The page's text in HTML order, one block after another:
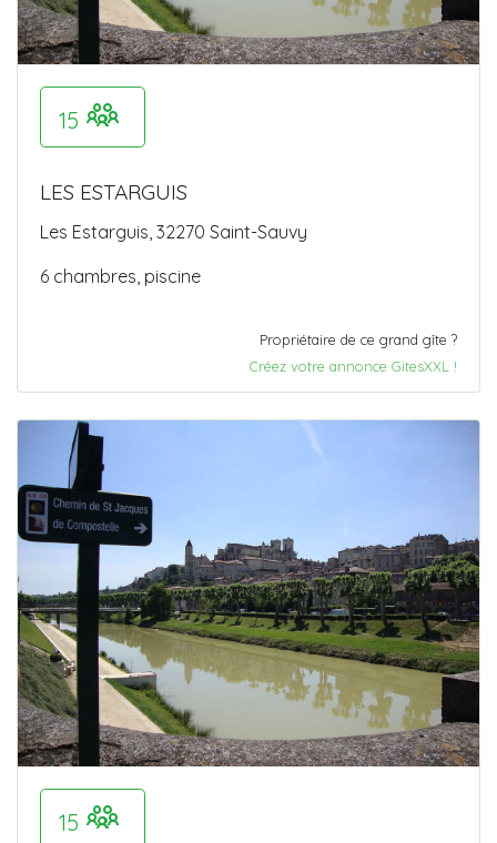
15
LES ESTARGUIS
Les Estarguis, 32270 Saint-Sauvy
6 chambres, piscine
Propriétaire de ce grand gîte ?
Créez votre annonce GitesXXL !
15